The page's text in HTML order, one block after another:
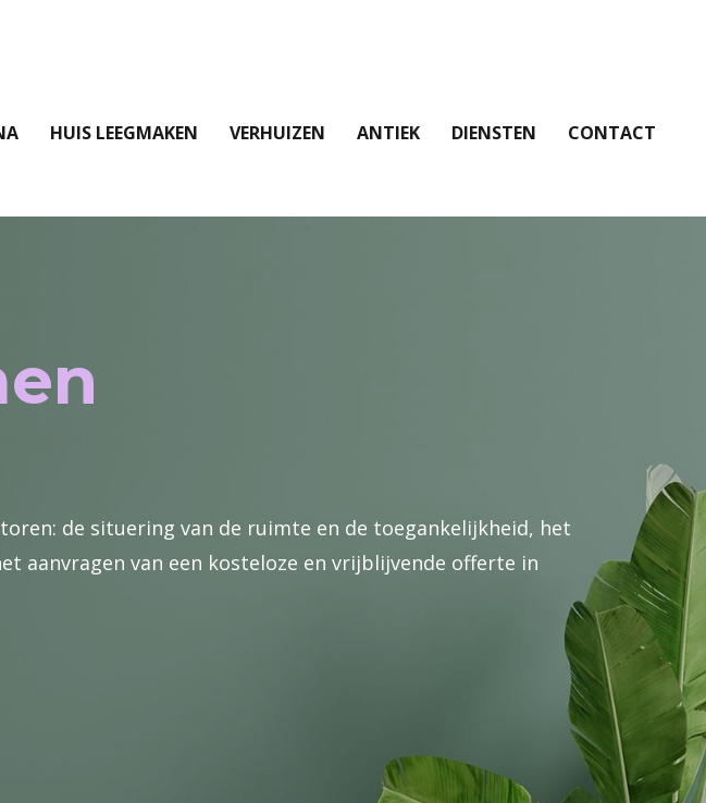
HUIS LEEGMAKEN VERHUIZEN ANTIEK DIENSTEN CONTACT
de situering van de ruimte en de toegankelijkheid, het
aanvragen van een kosteloze en vrijblijvende offerte in